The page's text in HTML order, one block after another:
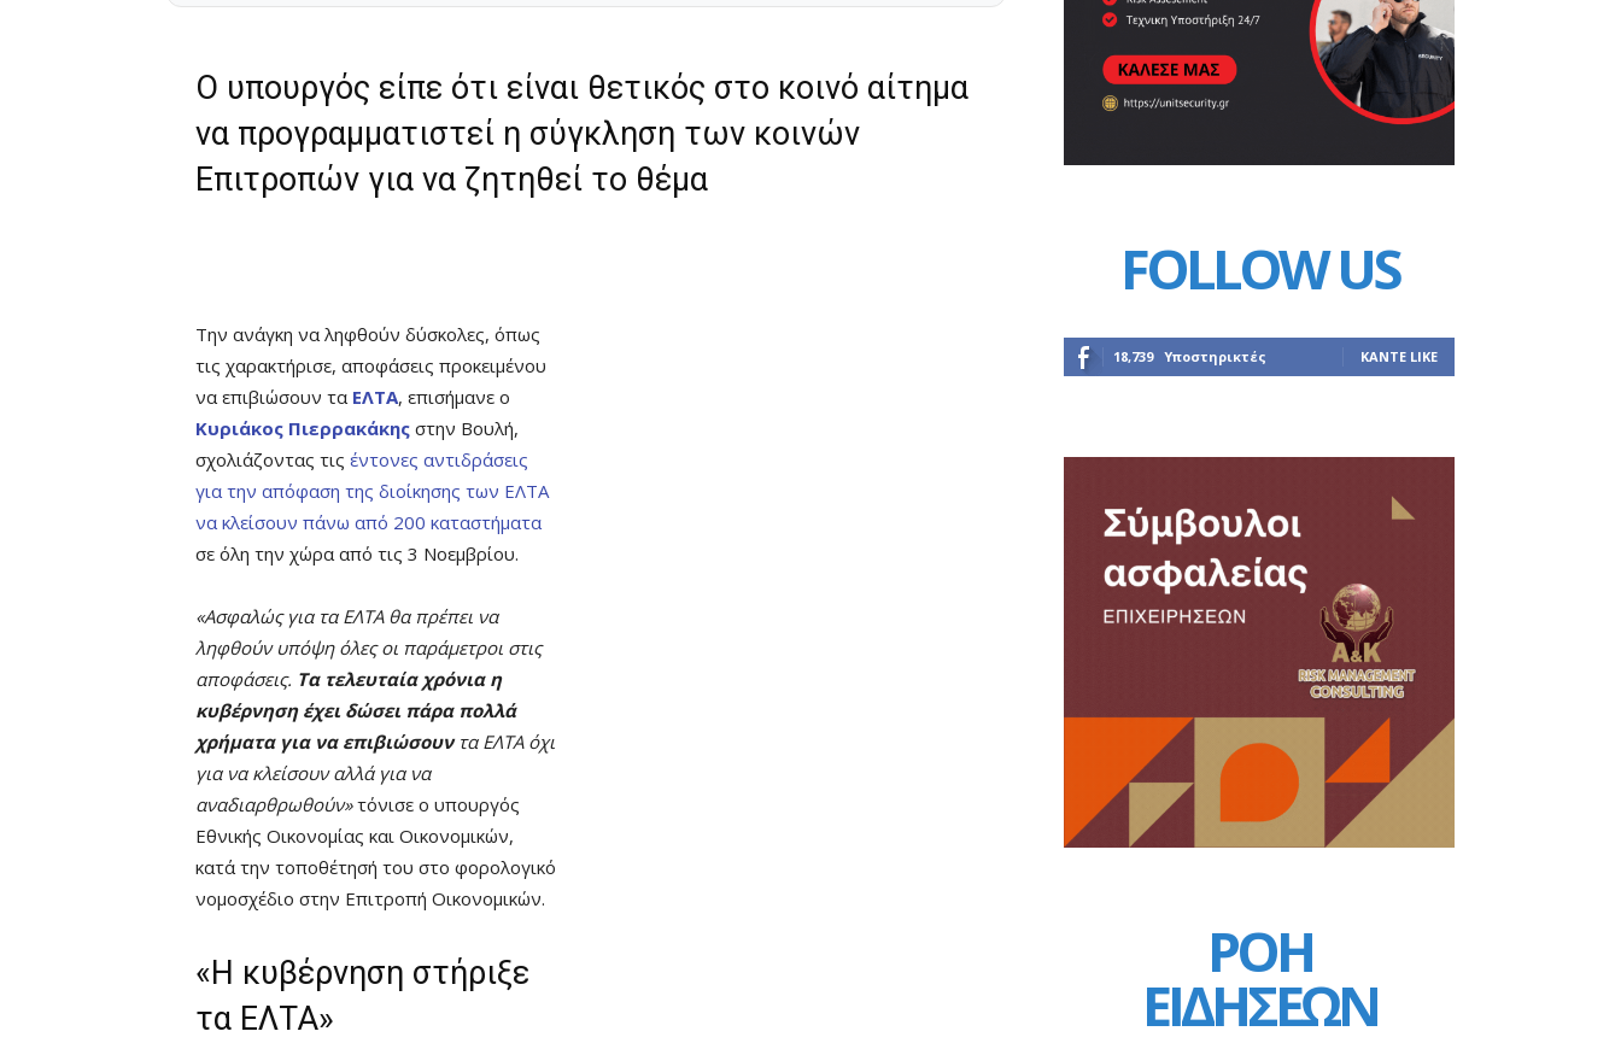
Ο υπουργός είπε ότι είναι θετικός στο κοινό αίτημα
να προγραμματιστεί η σύγκληση των κοινών
Επιτροπών για να ζητηθεί το θέμα
Την ανάγκη να ληφθούν δύσκολες, όπως
τις χαρακτήρισε, αποφάσεις προκειμένου
να επιβιώσουν τα ΕΛΤΑ, επισήμανε ο
Κυριάκος Πιερρακάκης στην Βουλή,
σχολιάζοντας τις έντονες αντιδράσεις
για την απόφαση της διοίκησης των ΕΛΤΑ
να κλείσουν πάνω από 200 καταστήματα
σε όλη την χώρα από τις 3 Νοεμβρίου.
«Ασφαλώς για τα ΕΛΤΑ θα πρέπει να
ληφθούν υπόψη όλες οι παράμετροι στις
αποφάσεις. Τα τελευταία χρόνια η
κυβέρνηση έχει δώσει πάρα πολλά
χρήματα για να επιβιώσουντα ΕΛΤΑ όχι
για να κλείσουν αλλά για να
αναδιαρθρωθούν»τόνισε ο υπουργός
Εθνικής Οικονομίας και Οικονομικών,
κατά την τοποθέτησή του στο φορολογικό
νομοσχέδιο στην Επιτροπή Οικονομικών.
«Η κυβέρνηση στήριξε
τα ΕΛΤΑ»
FOLLOW US
18,739 Υποστηρικτές ΚΆΝΤΕ LIKE
ΡΟΗ
ΕΙΔΗΣΕΩΝ